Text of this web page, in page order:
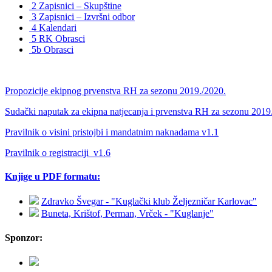
2 Zapisnici – Skupštine
3 Zapisnici – Izvršni odbor
4 Kalendari
5 RK Obrasci
5b Obrasci
Propozicije ekipnog prvenstva RH za sezonu 2019./2020.
Sudački naputak za ekipna natjecanja i prvenstva RH za sezonu
Pravilnik o visini pristojbi i mandatnim naknadama v1.1
Pravilnik o registraciji_v1.6
Knjige u PDF formatu:
Zdravko Švegar - "Kuglački klub Željezničar Karlovac"
Buneta, Krištof, Perman, Vrček - "Kuglanje"
Sponzor: